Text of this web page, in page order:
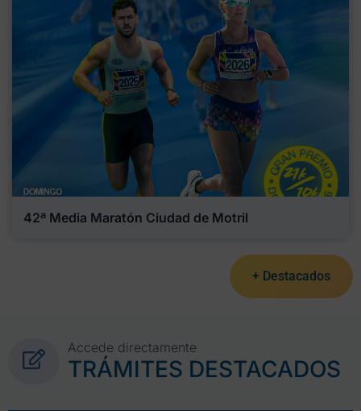
42ª Media Maratón Ciudad de Motril
+ Destacados
Accede directamente
TRÁMITES DESTACADOS